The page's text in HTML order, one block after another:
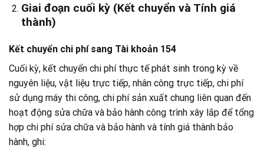
Giai đoạn cuối kỳ (Kết chuyển và Tính giá
thành)
Kết chuyển chi phí sang Tài khoản 154
Cuối kỳ, kết chuyển chi phí thực tế phát sinh trong kỳ về
nguyên liệu, vật liệu trực tiếp, nhân công trực tiếp, chi phí
sử dụng máy thi công, chi phí sản xuất chung liên quan đến
hoạt động sửa chữa và bảo hành công trình xây lắp để tổng
hợp chi phí sửa chữa và bảo hành và tính giá thành bảo
hành, ghi: